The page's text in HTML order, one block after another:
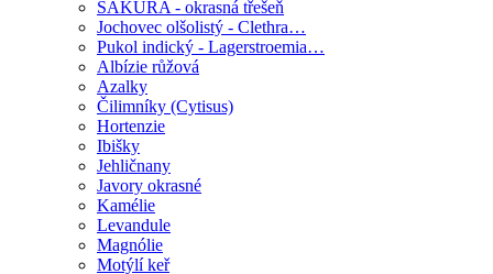
SAKURA - okrasná třešeň
Jochovec olšolistý - Clethra…
Pukol indický - Lagerstroemia…
Albízie růžová
Azalky
Čilimníky (Cytisus)
Hortenzie
Ibišky
Jehličnany
Javory okrasné
Kamélie
Levandule
Magnólie
Motýlí keř